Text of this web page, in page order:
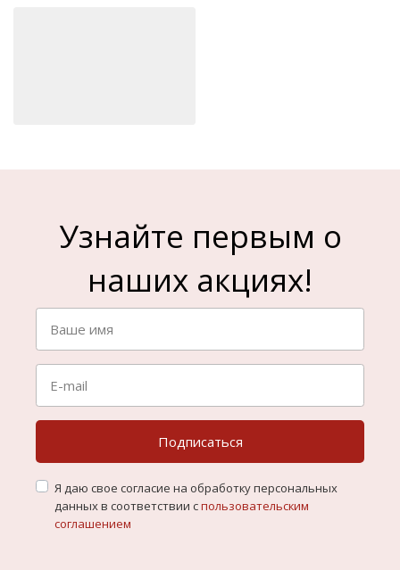
Узнайте первым о
наших акциях!
Подписаться
Я даю свое согласие на обработку персональных
данных в соответствии спользовательским
соглашением